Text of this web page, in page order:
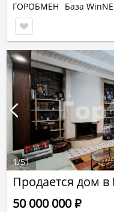
ГОРОБМЕН
База
Продается дом
50 000 000Р
1/51